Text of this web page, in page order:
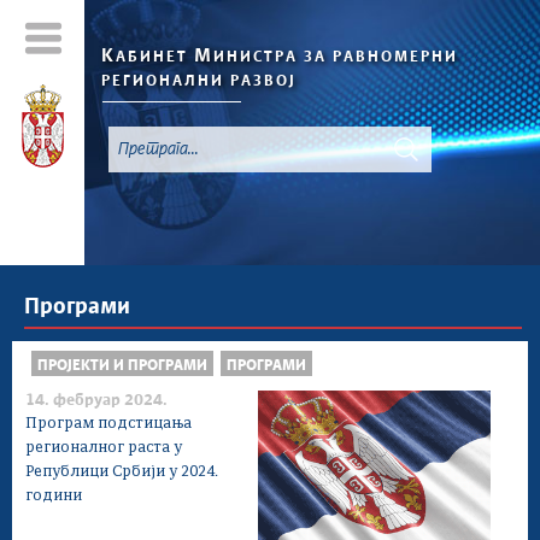
КАБИНЕТ М ИНИСТРА ЗА РАВНОМЕРНИ
РЕГИОНАЛНИ РАЗВОЈ
Програми
ПРОЈЕКТИ И ПРОГРАМИ ПРОГРАМИ
14. фебруар 2024.
Програм подстицања
регионалног раста у
Републици Србији у 2024.
години